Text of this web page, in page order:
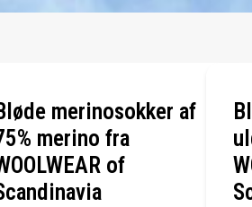
merinosokker af
merino fra
of